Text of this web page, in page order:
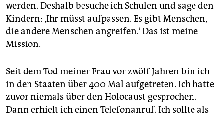
werden. Deshalb besuche ich Schulen und sage den
Kindern: ‚Ihr müsst aufpassen. Es gibt Menschen,
die andere Menschen angreifen.‘ Das ist meine
Mission.
Seit dem Tod meiner Frau vor zwölf Jahren bin ich
in den Staaten über 400 Mal aufgetreten. Ich hatte
zuvor niemals über den Holocaust gesprochen.
Dann erhielt ich einen Telefonanruf. Ich sollte als